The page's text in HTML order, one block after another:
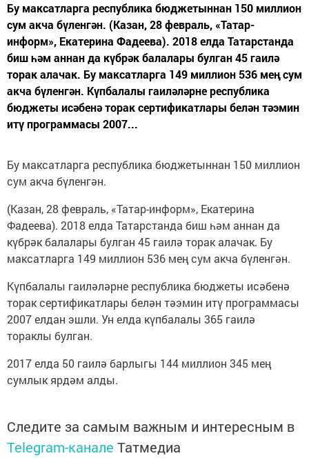
Бу максатларга республика бюджетыннан 150 миллион
сум акча бүленгән. (Казан, 28 февраль, «Татар-
информ», Екатерина Фадеева). 2018 елда Татарстанда
биш һәм аннан да күбрәк балалары булган 45 гаилә
торак алачак. Бу максатларга 149 миллион 536 мең сум
акча бүленгән. Күпбалалы гаиләләрне республика
бюджеты исәбенә торак сертификатлары белән тәэмин
итү программасы 2007...
Бу максатларга республика бюджетыннан 150 миллион
сум акча бүленгән.
(Казан, 28 февраль, «Татар-информ», Екатерина
Фадеева). 2018 елда Татарстанда биш һәм аннан да
күбрәк балалары булган 45 гаилә торак алачак. Бу
максатларга 149 миллион 536 мең сум акча бүленгән.
Күпбалалы гаиләләрне республика бюджеты исәбенә
торак сертификатлары белән тәэмин итү программасы
2007 елдан эшли. Ун елда күпбалалы 365 гаилә
тораклы булган.
2017 елда 50 гаилә барлыгы 144 миллион 345 мең
сумлык ярдәм алды.
Следите за самым важным и интересным в
Telegram-канале Татмедиа